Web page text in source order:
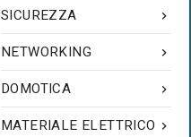

SICUREZZA

NETWORKING

DOMOTICA

MATERIALE ELETTRICO